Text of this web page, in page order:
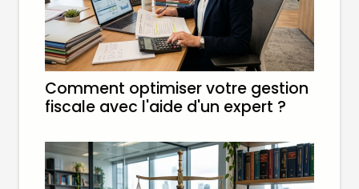
Comment optimiser votre gestion
fiscale avec l'aide d'un expert ?